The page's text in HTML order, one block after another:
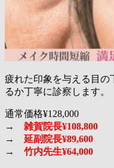
疲れた印象を与える目の
るか丁寧に診察します。
通常価格¥128,000
→
雑賀院長¥108,800
→ 延副院長¥89,600
→ 竹内先生¥64,000